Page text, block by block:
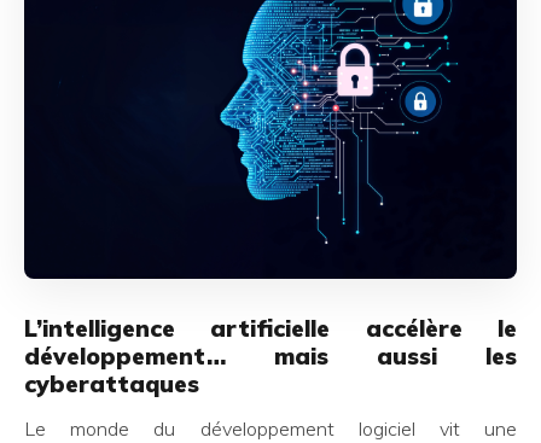
L’intelligence artificielle accélère le
développement… mais aussi les
cyberattaques
Le monde du développement logiciel vit une